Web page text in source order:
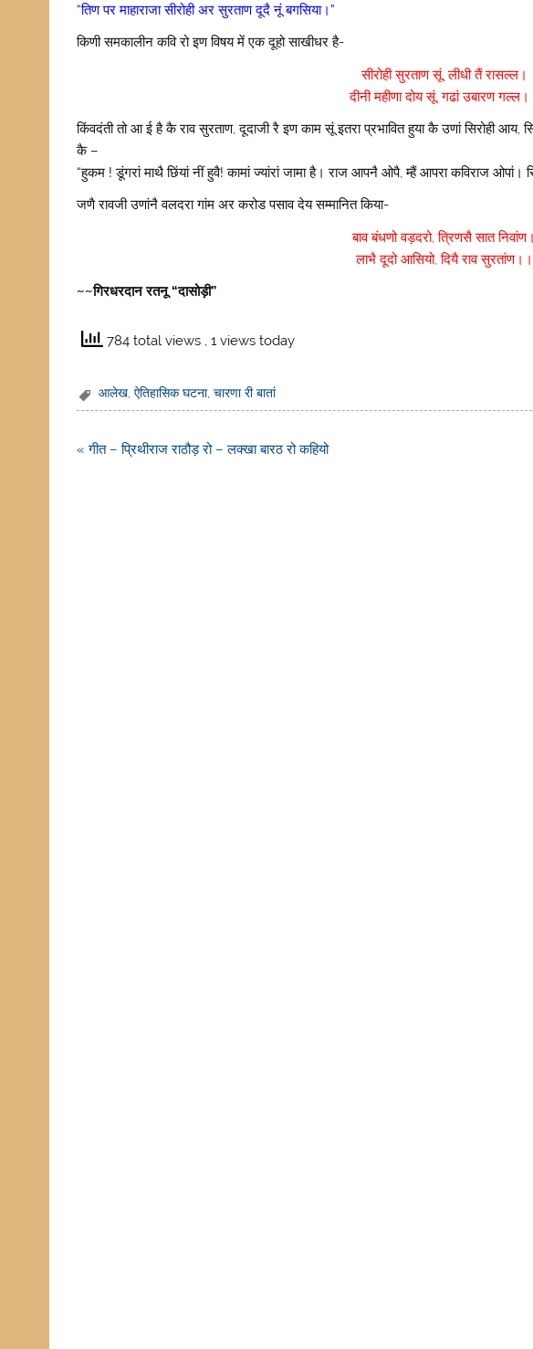
“तिण पर माहाराजा सीरोही अर सुरताण दूदै नूं बगसिया।”
किणी समकालीन कवि रो इण विषय में एक दूहो साखीधर है-
सीरोही सुरताण सूं, लीधी तैं रासल्ल।
दीनी महीणा दोय सूं, गढां उबारण
किंवदंती तो आ ई है कै राव सुरताण, दूदाजी रै इण काम सूं इतरा प्रभावित हुया कै उणां सिरोही आय,
कै –
“हुकम ! डूंगरां माथै छिंयां नीं हुवै! कामां ज्यांरां जामा है। राज आपनै ओपै, म्हैं आपरा कविराज ओपां।
जणै रावजी उणांनै वलदरा गांम अर करोड पसाव देय सम्मानित किया-
बाव बंधणो वड़दरो, त्रिणसै सात निवांण।
लाभै दूदो आसियो, दियै राव सुरतांण।।
~~गिरधरदान रतनू “दासोड़ी”
784 total views , 1 views today
आलेख ,ऐतिहासिक घटना,चारणा री बातां
Post
« गीत – प्रिथीराज राठौड़ रो – लक्खा बारठ रो कहियो